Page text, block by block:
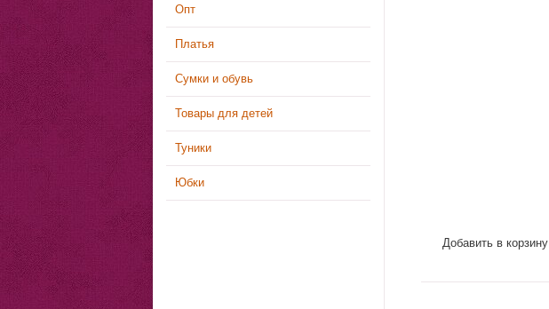
Опт
Платья
Сумки и обувь
Товары для детей
Туники
Юбки
Добавить в корзину